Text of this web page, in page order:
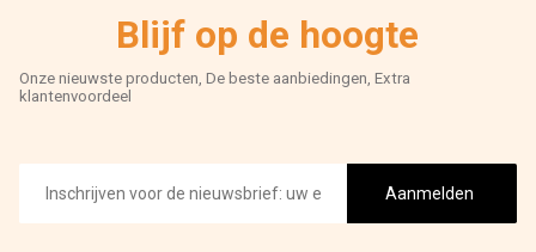
Blijf op de hoogte
Onze nieuwste producten, De beste aanbiedingen, Extra
klantenvoordeel
mailadres
Aanmelden